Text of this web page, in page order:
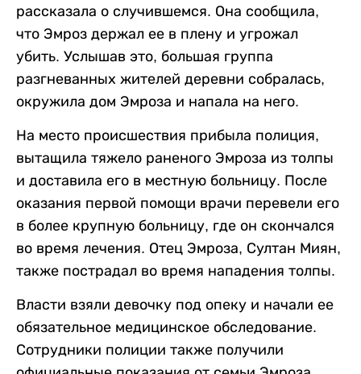
рассказала о случившемся. Она сообщила,
что Эмроз держал ее в плену и угрожал
убить. Услышав это, большая группа
разгневанных жителей деревни собралась,
окружила дом Эмроза и напала на него.
На место происшествия прибыла полиция,
вытащила тяжело раненого Эмроза из толпы
и доставила его в местную больницу. После
оказания первой помощи врачи перевели его
в более крупную больницу, где он скончался
во время лечения. Отец Эмроза, Султан Миян,
также пострадал во время нападения толпы.
Власти взяли девочку под опеку и начали ее
обязательное медицинское обследование.
Сотрудники полиции также получили